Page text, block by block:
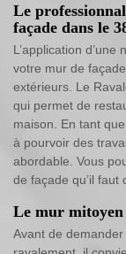
Le
façade dans le
L’application
votre mur de
extérieurs. Le
qui permet de
maison. En tant
à pourvoir des
abordable. Vous
de façade qu’il faut
Le mur mitoyen
Avant de